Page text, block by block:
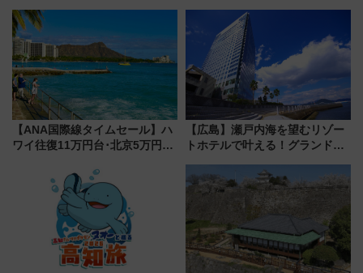
【ANA国際線タイムセール】ハ
ワイ往復11万円台･北京5万円台
来春のGW旅行まで狙える激ア
ツ路線まとめ（8/10まで）
【広島】瀬戸内海を望むリゾー
トホテルで叶える！グランドプ
ディング＆カジュアルパーティ
ープラン